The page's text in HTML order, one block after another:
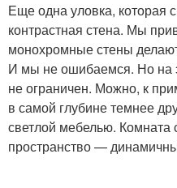
Еще одна уловка, которая
контрастная стена. Мы
монохромные стены
И мы не ошибаемся. Но на
не ограничен. Можно, к
в самой глубине темнее
светлой мебелью. Комната
пространство —